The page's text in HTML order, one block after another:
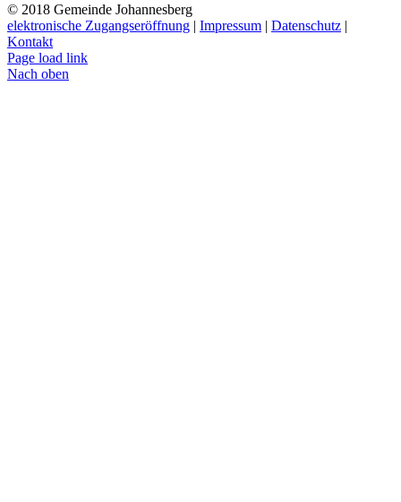
© 2018 Gemeinde Johannesberg
elektronische Zugangseröffnung | Impressum | Datenschutz |
Kontakt
Page load link
Nach oben